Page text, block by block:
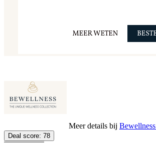
Meer details bij Bewellness
Deal score: 78